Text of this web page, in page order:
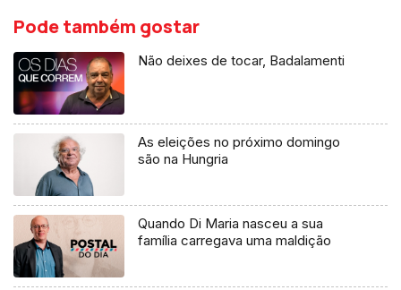
Pode também gostar
Não deixes de tocar, Badalamenti
As eleições no próximo domingo
são na Hungria
Quando Di Maria nasceu a sua
família carregava uma maldição